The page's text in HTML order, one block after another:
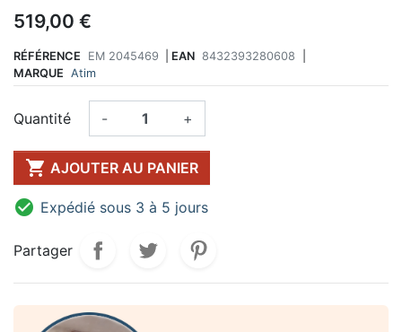
519,00 €
RÉFÉRENCE EM 2045469 EAN 8432393280608
MARQUE Atim
Quantité - +
 AJOUTER AU PANIER
 Expédié sous 3 à 5 jours
Partager